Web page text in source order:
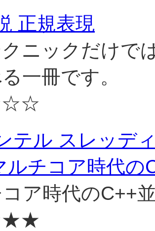
正規表現
ニックだけで
一冊です。
テル スレッデ
チコア時代の
ア時代のC++